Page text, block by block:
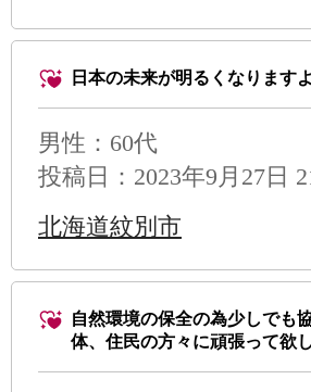
日本の未来が明るくなります
男性 ：60代
投稿日：2023年9月27日
北海道紋別市
自然環境の保全の為少しでも
体、住民の方々に頑張って欲